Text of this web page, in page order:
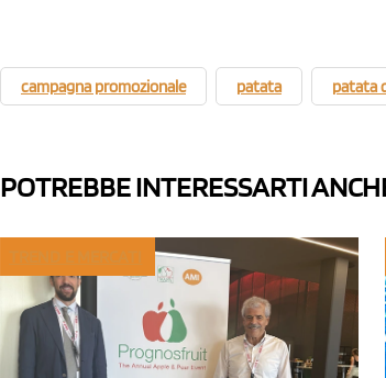
campagna promozionale patata patata
POTREBBE INTERESSARTI